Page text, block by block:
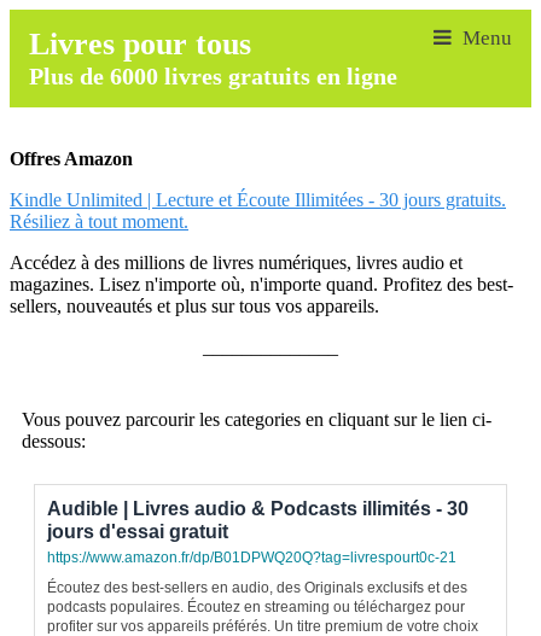
Livres pour tous
Plus de 6000 livres gratuits en ligne
Offres Amazon
Kindle Unlimited | Lecture et Écoute Illimitées - 30 jours gratuits.
Résiliez à tout moment.
Accédez à des millions de livres numériques, livres audio et
magazines. Lisez n'importe où, n'importe quand. Profitez des best-
sellers, nouveautés et plus sur tous vos appareils.
Vous pouvez parcourir les categories en cliquant sur le lien ci-
dessous:
Audible | Livres audio & Podcasts illimités - 30
jours d'essai gratuit
https://www.amazon.fr/dp/B01DPWQ20Q?tag=livrespourt0c-21
Écoutez des best-sellers en audio, des Originals exclusifs et des
podcasts populaires. Écoutez en streaming ou téléchargez pour
profiter sur vos appareils préférés. Un titre premium de votre choix